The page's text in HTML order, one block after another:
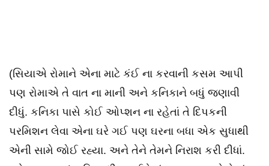
(સિયાએ રોમાને એના માટે કંઈ ના કરવાની કસમ આપી
પણ રોમાએ તે વાત ના માની અને કનિકાને બધું જણાવી
દીધું. કનિકા પાસે કોઈ ઓપ્શન ના રહેતાં તે દિપકની
પરમિશન લેવા એના ઘરે ગઈ પણ ઘરના બધા એક સુધાથી
એની સામે જોઈ રહ્યા. અને તેને તેમને નિરાશ કરી દીધાં.